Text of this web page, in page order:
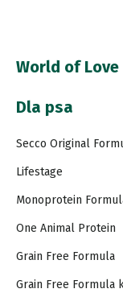
World of Love
Dla psa
Secco Original
Lifestage
Monoprotein
One Animal Protein
Grain Free Formula
Grain Free Formula